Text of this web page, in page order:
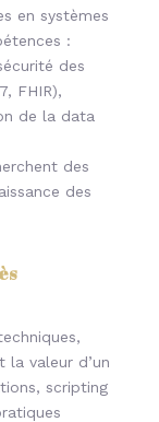
en systèmes
:
des
FHIR),
de la data
des
des
la valeur d’un
scripting